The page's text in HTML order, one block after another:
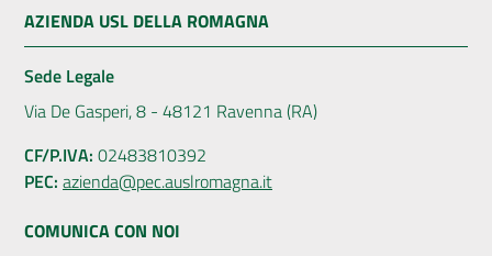
AZIENDA USL DELLA ROMAGNA
Sede Legale
Via De Gasperi, 8 - 48121 Ravenna (RA)
CF/P.IVA: 02483810392
PEC: azienda@pec.auslromagna.it
COMUNICA CON NOI